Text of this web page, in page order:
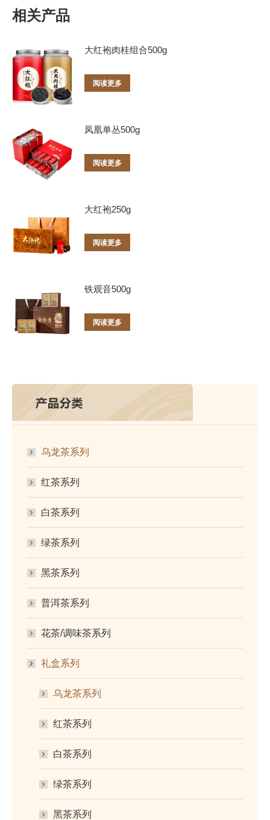
相关产品
大红袍肉桂组合500g
阅读更多
凤凰单丛500g
阅读更多
大红袍250g
阅读更多
铁观音500g
阅读更多
乌龙茶系列
红茶系列
白茶系列
绿茶系列
黑茶系列
普洱茶系列
花茶/调味茶系列
礼盒系列
乌龙茶系列
红茶系列
白茶系列
绿茶系列
黑茶系列